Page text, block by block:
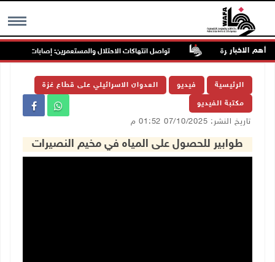
MENU أهم الاخبار تواصل انتهاكات الاحتلال والمستعمرين: إصابات واعتقالات
الرئيسية فيديو العدوان الاسرائيلي على قطاع غزة
مكتبة الفيديو
تاريخ النشر: 07/10/2025 01:52 م
طوابير للحصول على المياه في مخيم النصيرات